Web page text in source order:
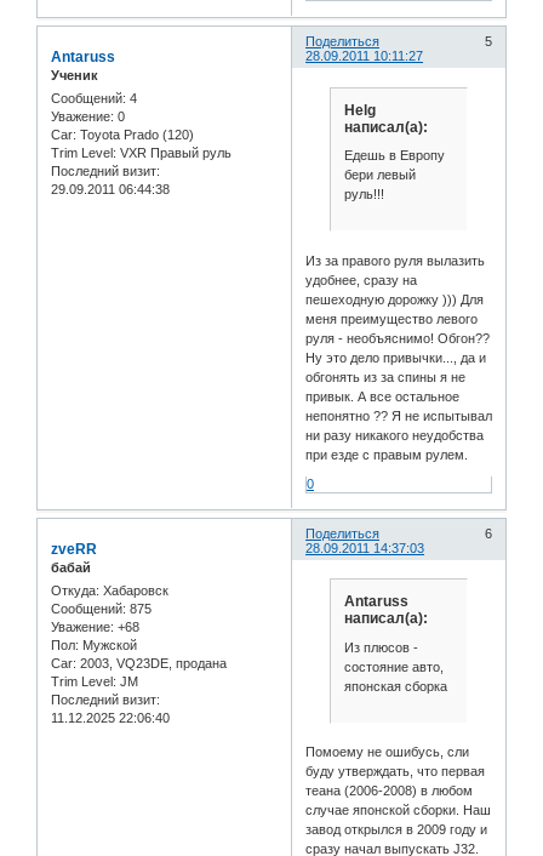
Поделиться
5
28.09.2011 10:11:27
Antaruss
Ученик
Сообщений: 4
Уважение: 0
Car: Toyota Prado (120)
Trim Level: VXR Правый руль
Последний визит:
29.09.2011 06:44:38
Helg
написал(а):
Едешь в Европу
бери левый
руль!!!
Из за правого руля вылазить
удобнее, сразу на
пешеходную дорожку ))) Для
меня преимущество левого
руля - необъяснимо! Обгон??
Ну это дело привычки..., да и
обгонять из за спины я не
привык. А все остальное
непонятно ?? Я не испытывал
ни разу никакого неудобства
при езде с правым рулем.
0
Поделиться
6
28.09.2011 14:37:03
zveRR
бабай
Откуда: Хабаровск
Сообщений: 875
Уважение: +68
Пол: Мужской
Car: 2003, VQ23DE, продана
Trim Level: JM
Последний визит:
11.12.2025 22:06:40
Antaruss
написал(а):
Из плюсов -
состояние авто,
японская сборка
Помоему не ошибусь, сли
буду утверждать, что первая
теана (2006-2008) в любом
случае японской сборки. Наш
завод открылся в 2009 году и
сразу начал выпускать J32.